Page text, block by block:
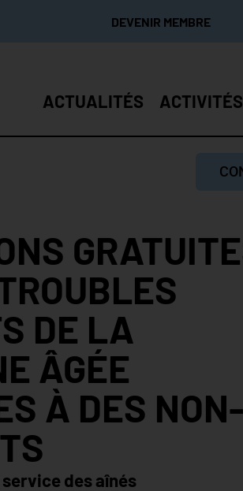
DEVENIR MEMBRE
ACTUALITÉS ACTIVITÉS
DE LA
ÂGÉE
À DES NON-
des aînés